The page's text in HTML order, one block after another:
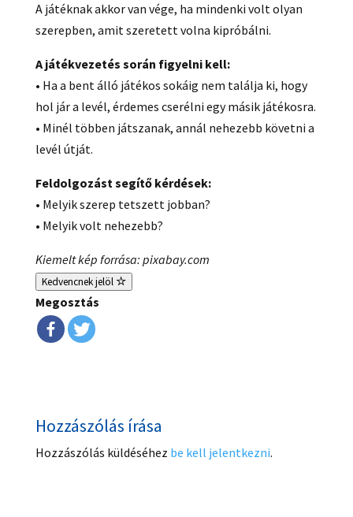
A játéknak akkor van vége, ha mindenki volt olyan
szerepben, amit szeretett volna kipróbálni.
A játékvezetés során figyelni kell:
• Ha a bent álló játékos sokáig nem találja ki, hogy
hol jár a levél, érdemes cserélni egy másik játékosra.
• Minél többen játszanak, annál nehezebb követni a
levél útját.
Feldolgozást segítő kérdések:
• Melyik szerep tetszett jobban?
• Melyik volt nehezebb?
Kiemelt kép forrása: pixabay.com
Kedvencnek jelöl
Megosztás
Hozzászólás írása
Hozzászólás küldéséhez be kell jelentkezni.